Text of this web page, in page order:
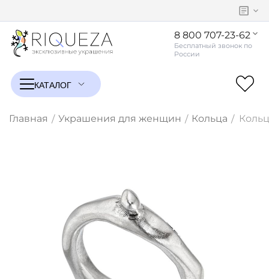
8 800 707-23-62
Главная / Украшения для женщин / Кольца /